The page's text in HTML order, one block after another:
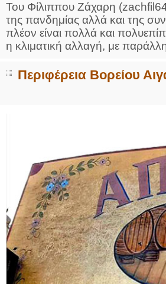
Του Φίλιππου Ζάχαρη
της πανδημίας αλλά και της
πλέον είναι πολλά και
η κλιματική αλλαγή, με
Περιφέρεια Βορείου
ΑΔΑ: